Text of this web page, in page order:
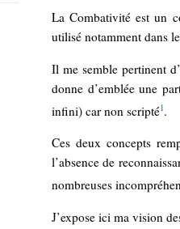
La Combativité est un
utilisé notamment dans
Il me semble pertinent
donne d’emblée une
infini) car non scripté1.
Ces deux concepts
l’absence de
nombreuses
J’expose ici ma vision